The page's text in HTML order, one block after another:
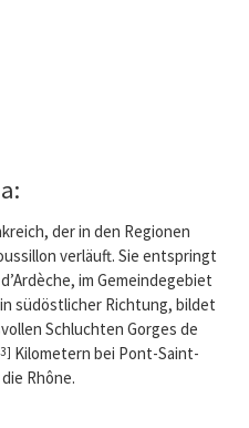
der in den Regionen
verläuft. Sie entspringt
im Gemeindegebiet
südöstlicher Richtung, bildet
Schluchten Gorges de
Kilometern bei Pont-Saint-
Rhône.